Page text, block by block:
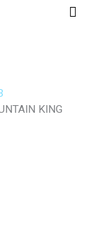
Main
KING